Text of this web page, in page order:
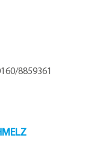
8859361